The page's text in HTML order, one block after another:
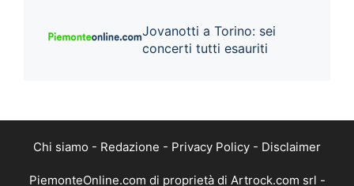
Jovanotti a Torino: sei
concerti tutti esauriti
Chi siamo - Redazione - Privacy Policy - Disclaimer
PiemonteOnline.com di proprietà di Artrock.com srl -